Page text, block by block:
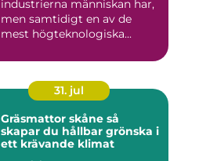
industrierna människan har,
men samtidigt en av de
mest högteknologiska...
31. jul
Gräsmattor skåne så
skapar du hållbar grönska i
ett krävande klimat